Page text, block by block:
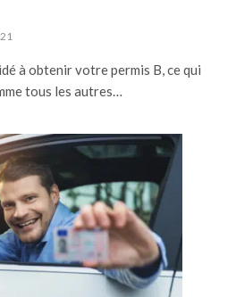
à obtenir votre permis B, ce qui
tous les autres…